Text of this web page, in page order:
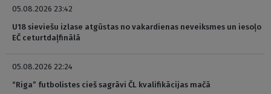
05.08.2026 23:42
U18 sieviešu izlase atgūstas no vakardienas neveiksmes un iesoļo
EČ ceturtdaļfinālā
05.08.2026 22:24
“Riga” futbolistes cieš sagrāvi ČL kvalifikācijas mačā